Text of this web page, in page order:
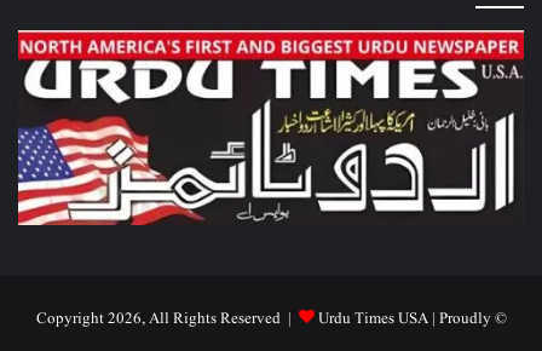
© Copyright 2026, All Rights Reserved |
Urdu Times USA| Proudly